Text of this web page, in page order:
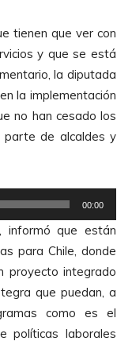
tienen que ver con
y que se está
la diputada
la implementación
no han cesado los
parte de alcaldes y
00:00
informó que están
para Chile, donde
proyecto integrado
que puedan, a
como es el
políticas laborales